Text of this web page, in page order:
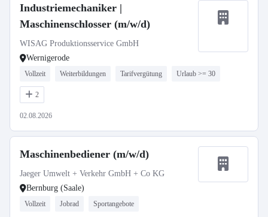
Industriemechaniker |
Maschinenschlosser (m/w/d)
WISAG Produktionsservice GmbH
Wernigerode
Vollzeit Weiterbildungen Tarifvergütung Urlaub >= 30
2
02.08.2026
Maschinenbediener (m/w/d)
Jaeger Umwelt + Verkehr GmbH + Co KG
Bernburg (Saale)
Vollzeit Jobrad Sportangebote